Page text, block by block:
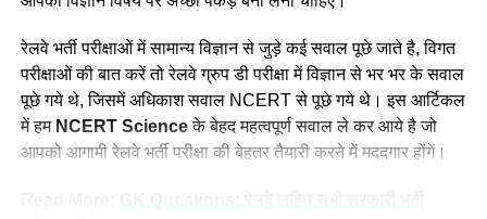
दक्षिण पूर्व
17661
दक्षिण
22357
दक्षिण पश्चिम
6581
पश्चिम मध्य
11636
पश्चिम
30667
रेलवे भर्ती परीक्षाओं में सामान्य विज्ञान से जुड़े कई सवाल पूछे जाते है, विगत
परीक्षाओं की बात करें तो रेलवे ग्रुप डी परीक्षा में विज्ञान से भर भर के सवाल
पूछे गये थे, जिसमें अधिकाश सवाल NCERT से पूछे गये थे। इस आर्टिकल
में हम NCERT Scienceके बेहद महत्वपूर्ण सवाल ले कर आये है जो
आपको आगामी रेलवे भर्ती परीक्षा की बेहतर तैयारी करने में मददगार होंगें।